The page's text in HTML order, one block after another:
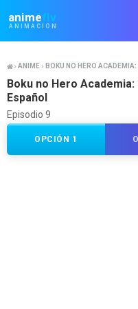
animeflv
ANIMACIÓN
Animeflv
ANIME BOKU NO HERO ACADEMIA:
Boku no Hero Academia:
Español
Episodio 9
OPCIÓN 1